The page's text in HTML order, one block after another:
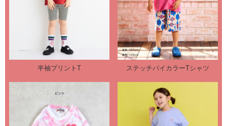
半袖プリントT ステッチバイカラーTシャツ